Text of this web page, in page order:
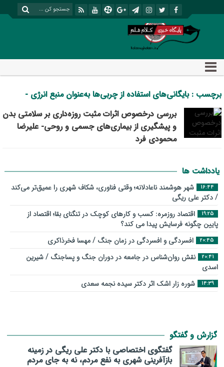
برچسب : بایگانی‌های استفاده از چربی‌ها به‌عنوان منبع انرژی -
پایگاه خبری تحلیلی کلام قلم
بررسی درخصوص اثرات مثبت روزه‌داری بر سلامتی بدن
و پیشگیری از بیماری‌های جسمی و روحی- علیرضا
محمودی فرد
یادداشت ها
16:44
شهر هوشمند ناعادلانه؛ وقتی فناوری، شکاف شهری را عمیق‌تر می‌کند
/ دکتر علی ریگی
19:25
اقتصاد روزمره: کسب‌ و کارهای کوچک در تنگنای بقا؛ اقتصاد از
پایین چگونه فرسایش پیدا می کند؟
20:45 افسردگی و افسردگی در زمان جنگ / مهسا فخرذاکری
20:41
نقش روان‌شناس در جامعه در دوران جنگ و پساجنگ / شیرین
اسدی
14:39 شوره زار اشک اثر دکتر سیده نجمه سعدی
گزارش و گفتگو
گفتگوی اختصاصی با دکتر علی ریگی در زمینه
بازآفرینی شهری به نفع مردم، نه به جای مردم